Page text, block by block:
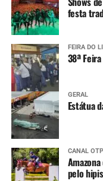
festa
FEIRA DO
38ª
GERAL
Estátua
CANAL
pelo